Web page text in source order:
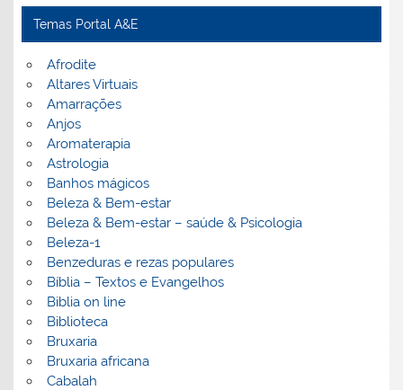
Temas Portal A&E
Afrodite
Altares Virtuais
Amarrações
Anjos
Aromaterapia
Astrologia
Banhos mágicos
Beleza & Bem-estar
Beleza & Bem-estar – saúde & Psicologia
Beleza-1
Benzeduras e rezas populares
Bíblia – Textos e Evangelhos
Biblia on line
Biblioteca
Bruxaria
Bruxaria africana
Cabalah